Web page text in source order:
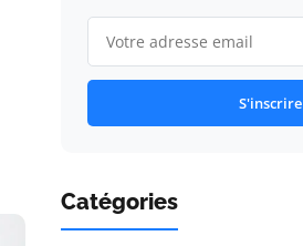
S'inscrire
Catégories